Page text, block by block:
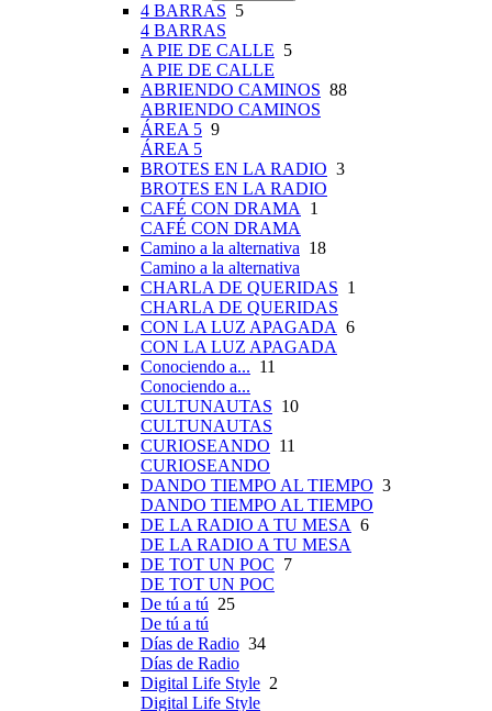
4 BARRAS 5
4 BARRAS
A PIE DE CALLE 5
A PIE DE CALLE
ABRIENDO CAMINOS 88
ABRIENDO CAMINOS
ÁREA 5 9
ÁREA 5
BROTES EN LA RADIO 3
BROTES EN LA RADIO
CAFÉ CON DRAMA
1
CAFÉ CON DRAMA
Camino a la alternativa 18
Camino a la alternativa
CHARLA DE QUERIDAS 1
CHARLA DE QUERIDAS
CON LA LUZ APAGADA 6
CON LA LUZ APAGADA
Conociendo a... 11
Conociendo a...
CULTUNAUTAS 10
CULTUNAUTAS
CURIOSEANDO 11
CURIOSEANDO
DANDO TIEMPO AL TIEMPO 3
DANDO TIEMPO AL TIEMPO
DE LA RADIO A TU MESA 6
DE LA RADIO A TU MESA
DE TOT UN POC 7
DE TOT UN POC
De tú a tú 25
De tú a tú
Días de Radio 34
Días de Radio
Digital Life Style 2
Digital Life Style